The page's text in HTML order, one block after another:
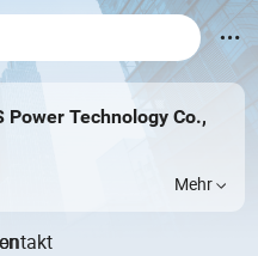
Power Technology Co.,
Mehr